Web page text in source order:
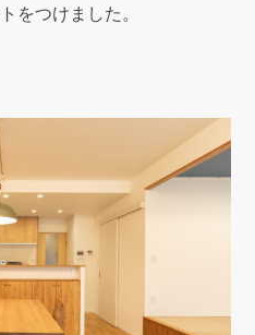
をつけました。